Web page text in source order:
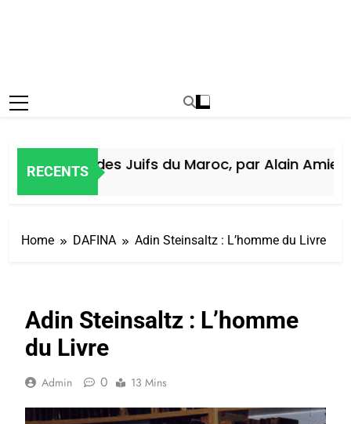
RECENTS
Histoire des Juifs du Maroc, par Alain Amiel
Home DAFINA Adin Steinsaltz : L’homme du Livre
Adin Steinsaltz : L’homme
du Livre
Admin 0 13 Mins